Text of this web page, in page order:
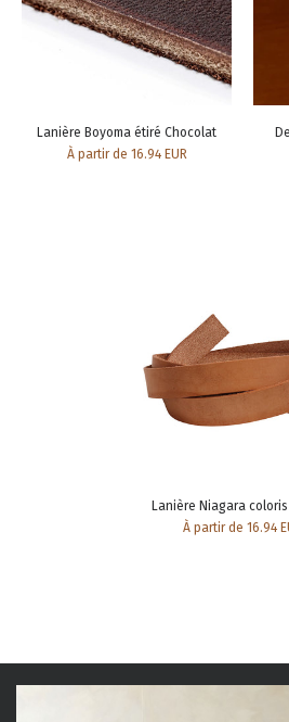
Lanière Boyoma étiré Chocolat
À partir de 16.94 EUR
Lanière Niagara
À partir de 16.94